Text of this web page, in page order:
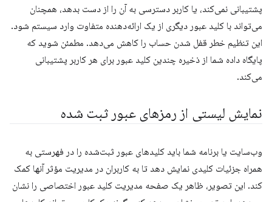
پشتیبانی نمی‌کند، یا کاربر دسترسی به آن را از دست بدهد، همچنان
می‌تواند با کلید عبور دیگری از یک ارائه‌دهنده متفاوت وارد سیستم شود.
این تنظیم خطر قفل شدن حساب را کاهش می‌دهد. مطمئن شوید که
پایگاه داده شما از ذخیره چندین کلید عبور برای هر کاربر پشتیبانی
می‌کند.
نمایش لیستی از رمزهای عبور ثبت شده
وب‌سایت یا برنامه شما باید کلیدهای عبور ثبت‌شده را در فهرستی به
همراه جزئیات کلیدی نمایش دهد تا به کاربران در مدیریت مؤثر آنها کمک
کند. این تصویر، ظاهر یک صفحه مدیریت کلید عبور اختصاصی را نشان